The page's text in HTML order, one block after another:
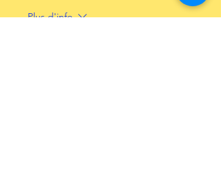
Plus d'info